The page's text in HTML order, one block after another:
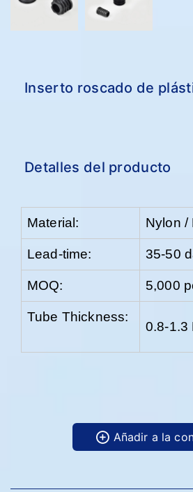
Inserto roscado de
Detalles del producto
Material: Nylon /
Lead-time: 35-50
MOQ: 5,000
Tube Thickness:
0.8-1.3
Añadir a la